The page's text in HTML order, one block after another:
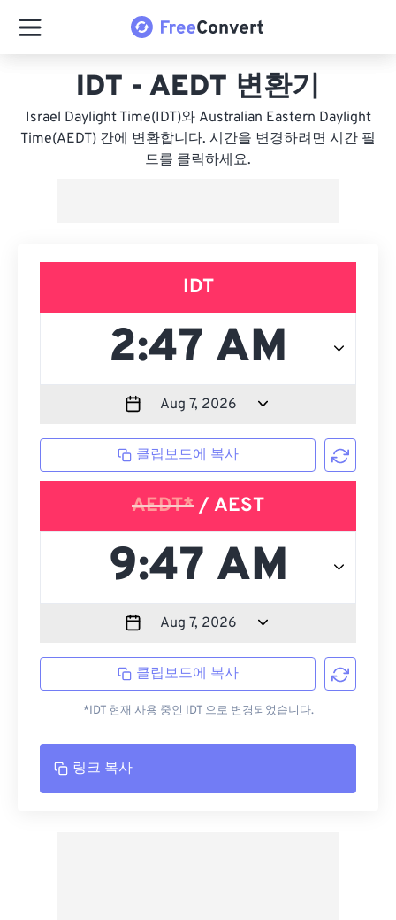
IDT - AEDT 변환기
Israel Daylight Time(IDT)와 Australian Eastern Daylight
Time(AEDT) 간에 변환합니다. 시간을 변경하려면 시간 필
드를 클릭하세요.
IDT
클립보드에 복사
AEDT* / AEST
클립보드에 복사
*IDT 현재 사용 중인 IDT 으로 변경되었습니다.
링크 복사